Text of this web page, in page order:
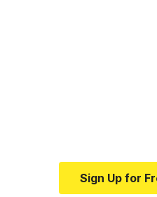
Sign Up for